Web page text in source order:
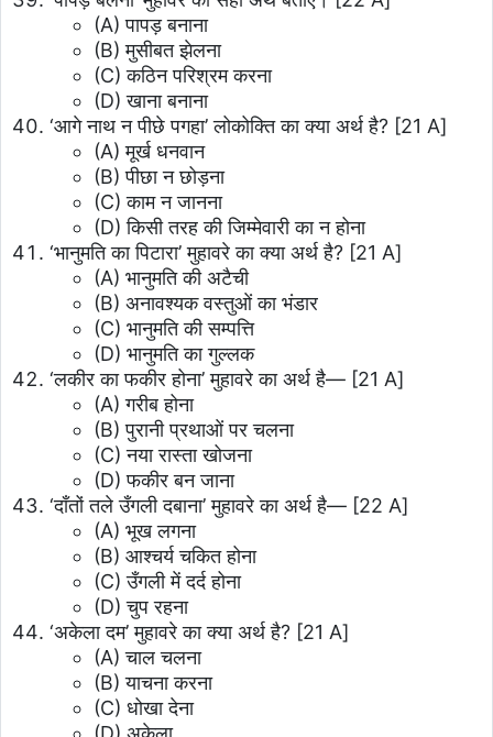
(A) पापड़ बनाना
(B) मुसीबत झेलना
(C) कठिन परिश्रम करना
(D) खाना बनाना
‘आगे नाथ न पीछे पगहा’ लोकोक्ति का क्या अर्थ है? [21 A]
(A) मूर्ख धनवान
(B) पीछा न छोड़ना
(C) काम न जानना
(D) किसी तरह की जिम्मेवारी का न होना
‘भानुमति का पिटारा’ मुहावरे का क्या अर्थ है? [21 A]
(A) भानुमति की अटैची
(B) अनावश्यक वस्तुओं का भंडार
(C) भानुमति की सम्पत्ति
(D) भानुमति का गुल्लक
‘लकीर का फकीर होना’ मुहावरे का अर्थ है— [21 A]
(A) गरीब होना
(B) पुरानी प्रथाओं पर चलना
(C) नया रास्ता खोजना
(D) फकीर बन जाना
‘दाँतों तले उँगली दबाना’ मुहावरे का अर्थ है— [22 A]
(A) भूख लगना
(B) आश्चर्य चकित होना
(C) उँगली में दर्द होना
(D) चुप रहना
‘अकेला दम’ मुहावरे का क्या अर्थ है? [21 A]
(A) चाल चलना
(B) याचना करना
(C) धोखा देना